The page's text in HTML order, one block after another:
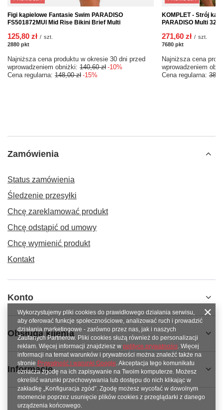
Figi kąpielowe Fantasie Swim PARADISO
FS501872MUI Mid Rise Bikini Brief Multi
125,80 zł / szt.
2880 pkt
Najniższa cena produktu w okresie 30 dni przed
wprowadzeniem obniżki: 140,60 zł -10%
Cena regularna: 148,00 zł -15%
KOMPLET - Strój
PARADISO Multi 32H
271,60 zł / szt.
7680 pkt
Najniższa cena
wprowadzeniem
Cena regularna:
Zamówienia
Status zamówienia
Śledzenie przesyłki
Chcę zareklamować produkt
Chcę odstąpić od umowy
Chcę wymienić produkt
Kontakt
Konto
Obsługa klienta
Informacje
Wykorzystujemy pliki cookies do prawidłowego działania serwisu,
aby oferować funkcje społecznościowe, analizować ruch i prowadzić
działania marketingowe - zarówno przez nas, jak i naszych
Zaufanych Partnerów. Pliki cookies służą również do personalizacji
reklam. Więcej informacji znajdziesz w polityce prywatności. Więcej
informacji na temat warunków i prywatności można znaleźć także na
stronie Prywatność i warunki Google. Akceptacja tego komunikatu
oznacza zgodę na ich zapisywanie na Twoim komputerze. Możesz
określić warunki przechowywania lub dostępu do nich klikając w
zakładkę „Konfiguracja zgód”. Zgodę możesz wycofać w dowolnym
momencie poprzez usunięcie plików cookies z przeglądarki z danego
urządzenia końcowego.